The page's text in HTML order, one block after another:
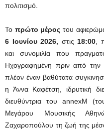
πολιτισμό.
Το πρώτο μέρος του
6 Ιουνίου 2026, στις 18:00 ,
και συνομιλία που
Ηχογραφημένη πριν από
πλέον έναν βαθύτατα
η Άννα Καφέτση, ιδρυτική
διευθύντρια του annexM
Μεγάρου Μουσικής
Ζαχαροπούλου τη ζωή της